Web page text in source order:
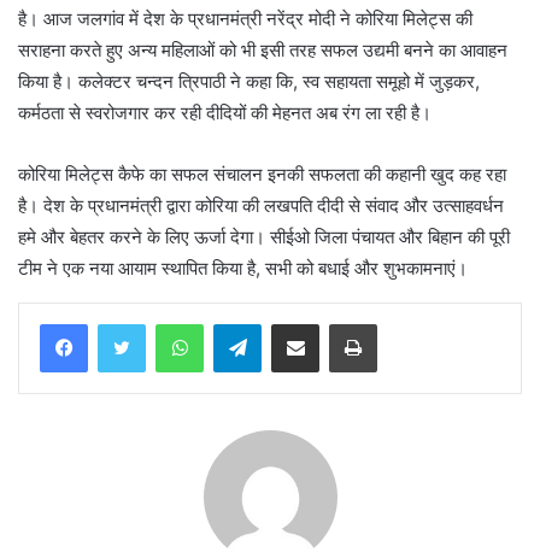
है। आज जलगांव में देश के प्रधानमंत्री नरेंद्र मोदी ने कोरिया मिलेट्स की
सराहना करते हुए अन्य महिलाओं को भी इसी तरह सफल उद्यमी बनने का आवाहन
किया है। कलेक्टर चन्दन त्रिपाठी ने कहा कि, स्व सहायता समूहो में जुड़कर,
कर्मठता से स्वरोजगार कर रही दीदियों की मेहनत अब रंग ला रही है।
कोरिया मिलेट्स कैफे का सफल संचालन इनकी सफलता की कहानी खुद कह रहा
है। देश के प्रधानमंत्री द्वारा कोरिया की लखपति दीदी से संवाद और उत्साहवर्धन
हमे और बेहतर करने के लिए ऊर्जा देगा। सीईओ जिला पंचायत और बिहान की पूरी
टीम ने एक नया आयाम स्थापित किया है, सभी को बधाई और शुभकामनाएं।
WhatsAppTelegramShare via Email Print